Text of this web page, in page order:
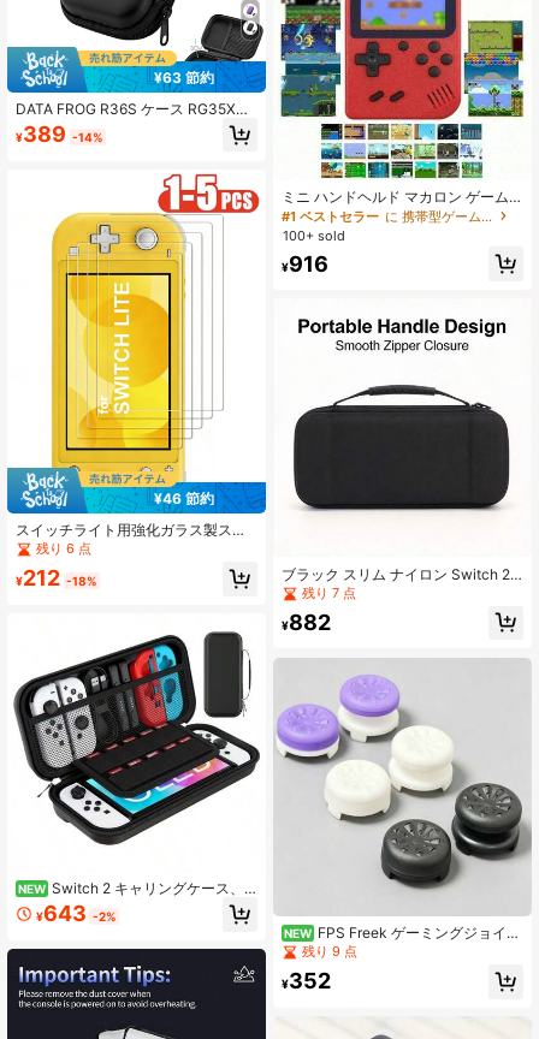
¥63 節約
DATA FROG R36S ケース RG35XX
Plus Miyoo Mini Plus R35S RGB20
S 対応 EVAカバー ポータブルバッグ
¥389 -14%
¥46 節約
スイッチライト用強化ガラス製スク
リーンプロテクター 1～5枚セット、
止、指紋防止、気泡なし、スイッチ
残り 6 点
¥212 -18%
NEW Switch 2 キャリングケース、
トラベルキャリングケース、10個の
ゲームカートリッジとポケットを収
ングケース
¥643 -2%
ミニ ハンドヘルド マカロン ゲーム
コンソール、400-In-1レトロゲーム
マシン、8ビット 2.4インチ カラーL
#1 ベストセラー
に 携帯型ゲーム機
100+ sold
¥916
ブラック スリム ナイロン Switch 2
収納バッグ、軽量ポータブル保護収
納バッグ ハンドル付き、傷防止 衝撃
吸収 トラベル収納バッグ、軽量ゲー
残り 7 点
¥882
NEW FPS Freek ゲーミングジョイス
ティック、XB/OX ブラック/ホワイト
とミディアムジョイスティック1本付
残り 9 点
¥352